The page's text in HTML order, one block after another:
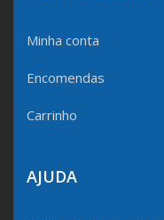
Minha conta
Encomendas
Carrinho
AJUDA